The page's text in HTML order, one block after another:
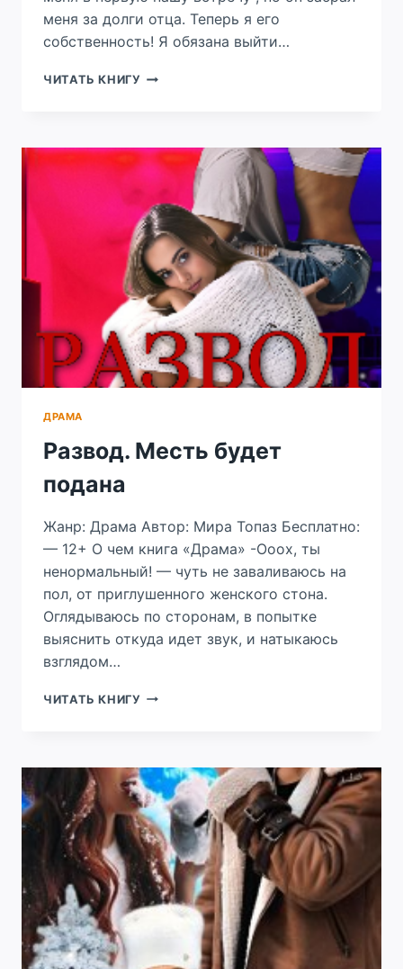
меня за долги отца. Теперь я его
собственность! Я обязана выйти…
ЧИТАТЬ КНИГУ ЕГО
ДРАМА
Развод. Месть будет
подана
Жанр: Драма Автор: Мира Топаз Бесплатно:
— 12+ О чем книга «Драма» -Ооох, ты
ненормальный! — чуть не заваливаюсь на
пол, от приглушенного женского стона.
Оглядываюсь по сторонам, в попытке
выяснить откуда идет звук, и натыкаюсь
взглядом…
ЧИТАТЬ КНИГУ РАЗВОД.